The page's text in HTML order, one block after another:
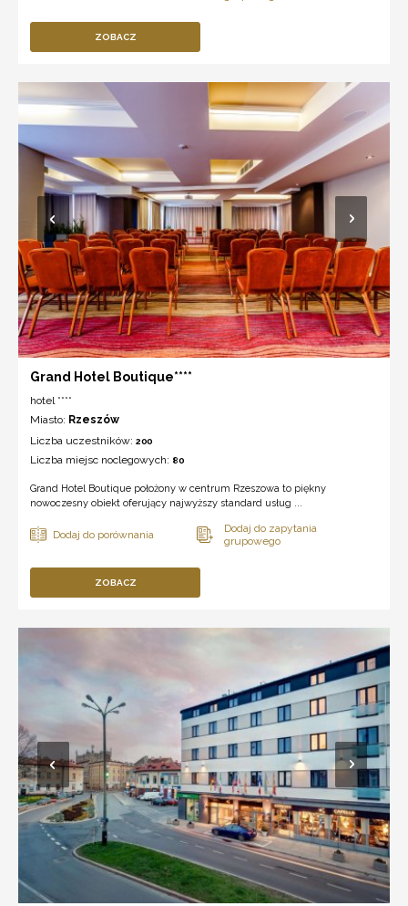
ZOBACZ
Grand Hotel Boutique****
hotel ****
Miasto: Rzeszów
Liczba uczestników: 200
Liczba miejsc noclegowych: 80
Grand Hotel Boutique położony w centrum Rzeszowa to piękny
nowoczesny obiekt oferujący najwyższy standard usług ...
ZOBACZ